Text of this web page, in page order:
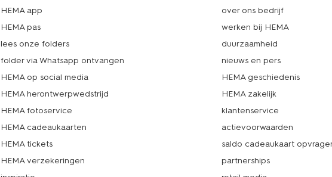
HEMA app
HEMA pas
lees onze folders
folder via Whatsapp ontvangen
HEMA op social media
HEMA herontwerpwedstrijd
HEMA fotoservice
HEMA cadeaukaarten
HEMA tickets
HEMA verzekeringen
over ons bedrijf
werken bij HEMA
duurzaamheid
nieuws en pers
HEMA geschiedenis
HEMA zakelijk
klantenservice
actievoorwaarden
saldo cadeaukaart
partnerships